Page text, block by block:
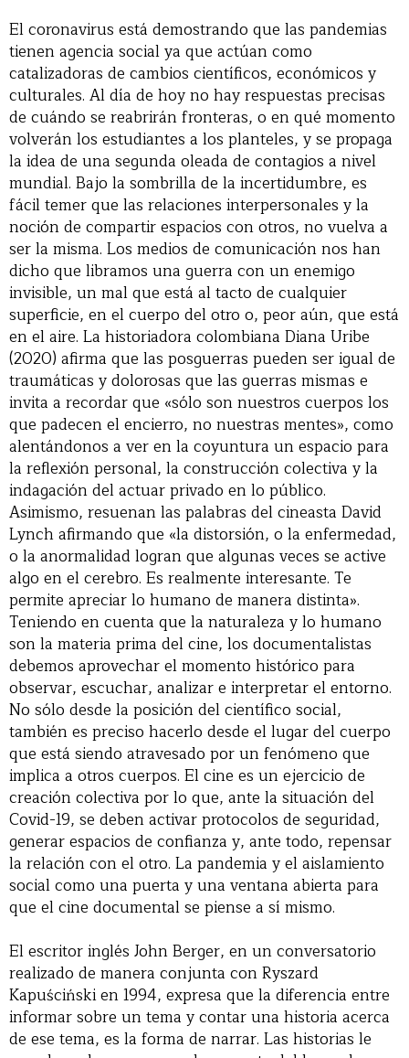
El coronavirus está demostrando que las pandemias
tienen agencia social ya que actúan como
catalizadoras de cambios científicos, económicos y
culturales. Al día de hoy no hay respuestas precisas
de cuándo se reabrirán fronteras, o en qué momento
volverán los estudiantes a los planteles, y se propaga
la idea de una segunda oleada de contagios a nivel
mundial. Bajo la sombrilla de la incertidumbre, es
fácil temer que las relaciones interpersonales y la
noción de compartir espacios con otros, no vuelva a
ser la misma. Los medios de comunicación nos han
dicho que libramos una guerra con un enemigo
invisible, un mal que está al tacto de cualquier
superficie, en el cuerpo del otro o, peor aún, que está
en el aire. La historiadora colombiana Diana Uribe
(2020) afirma que las posguerras pueden ser igual de
traumáticas y dolorosas que las guerras mismas e
invita a recordar que «sólo son nuestros cuerpos los
que padecen el encierro, no nuestras mentes», como
alentándonos a ver en la coyuntura un espacio para
la reflexión personal, la construcción colectiva y la
indagación del actuar privado en lo público.
Asimismo, resuenan las palabras del cineasta David
Lynch afirmando que «la distorsión, o la enfermedad,
o la anormalidad logran que algunas veces se active
algo en el cerebro. Es realmente interesante. Te
permite apreciar lo humano de manera distinta».
Teniendo en cuenta que la naturaleza y lo humano
son la materia prima del cine, los documentalistas
debemos aprovechar el momento histórico para
observar, escuchar, analizar e interpretar el entorno.
No sólo desde la posición del científico social,
también es preciso hacerlo desde el lugar del cuerpo
que está siendo atravesado por un fenómeno que
implica a otros cuerpos. El cine es un ejercicio de
creación colectiva por lo que, ante la situación del
Covid-19, se deben activar protocolos de seguridad,
generar espacios de confianza y, ante todo, repensar
la relación con el otro. La pandemia y el aislamiento
social como una puerta y una ventana abierta para
que el cine documental se piense a sí mismo.
El escritor inglés John Berger, en un conversatorio
realizado de manera conjunta con Ryszard
Kapuściński en 1994, expresa que la diferencia entre
informar sobre un tema y contar una historia acerca
de ese tema, es la forma de narrar. Las historias le